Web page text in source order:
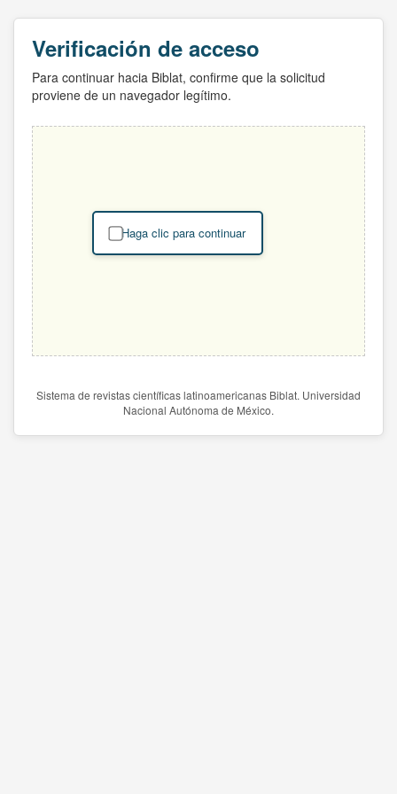
Verificación de acceso
Para continuar hacia Biblat, confirme que la solicitud
proviene de un navegador legítimo.
Haga clic para continuar
Sistema de revistas científicas latinoamericanas Biblat. Universidad
Nacional Autónoma de México.